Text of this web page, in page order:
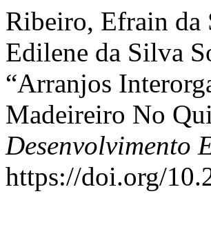
Ribeiro, Efrain da
Edilene da Silva
“Arranjos
Madeireiro No
Desenvolvimento
https://doi.org/